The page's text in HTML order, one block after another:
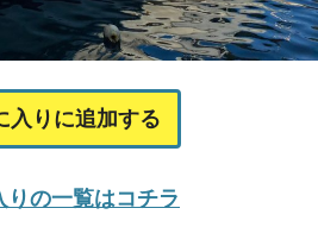
入りに追加する
りの一覧はコチラ